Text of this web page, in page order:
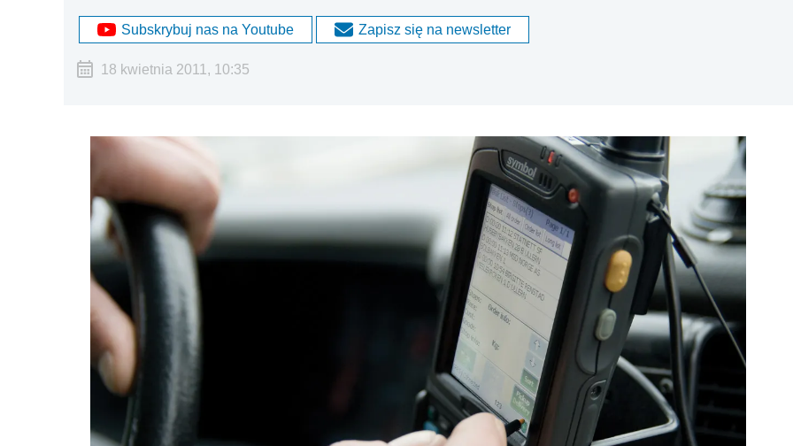
Subskrybuj nas na Youtube Zapisz się na newsletter
18 kwietnia 2011, 10:35